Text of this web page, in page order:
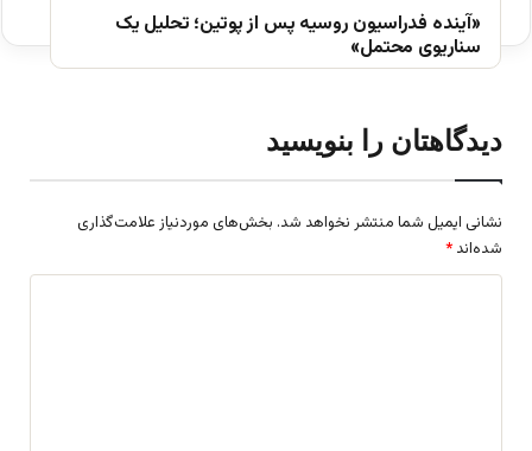
«آینده فدراسیون روسیه پس از پوتین؛ تحلیل یک
سناریوی محتمل»
دیدگاهتان را بنویسید
نشانی ایمیل شما منتشر نخواهد شد. بخش‌های موردنیاز علامت‌گذاری
شده‌اند *